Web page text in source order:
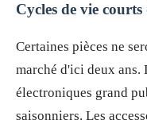
Cycles de vie
Certaines pièces ne
marché d'ici deux ans.
électroniques grand
saisonniers. Les